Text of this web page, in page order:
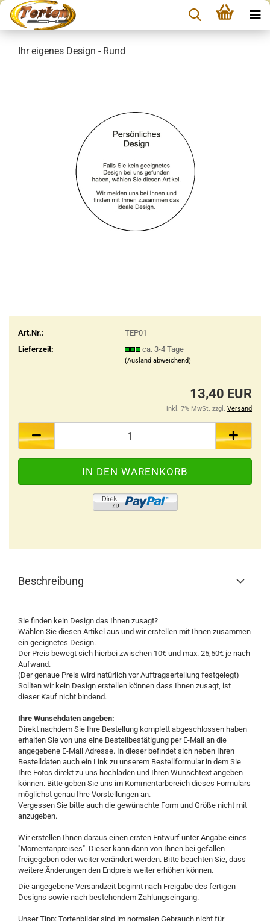
Ihr eigenes Design - Rund
Art.Nr.:
TEP01
Lieferzeit:
ca. 3-4 Tage
(Ausland abweichend)
13,40 EUR
inkl. 7% MwSt. zzgl. Versand
Beschreibung
Sie finden kein Design das Ihnen zusagt?
Wählen Sie diesen Artikel aus und wir erstellen mit Ihnen zusammen
ein geeignetes Design.
Der Preis bewegt sich hierbei zwischen 10€ und max. 25,50€ je nach
Aufwand.
(Der genaue Preis wird natürlich vor Auftragserteilung festgelegt)
Sollten wir kein Design erstellen können dass Ihnen zusagt, ist
dieser Kauf nicht bindend.
Ihre Wunschdaten angeben:
Direkt nachdem Sie Ihre Bestellung komplett abgeschlossen haben
erhalten Sie von uns eine Bestellbestätigung per E-Mail an die
angegebene E-Mail Adresse. In dieser befindet sich neben Ihren
Bestelldaten auch ein Link zu unserem Bestellformular in dem Sie
Ihre Fotos direkt zu uns hochladen und Ihren Wunschtext angeben
können. Bitte geben Sie uns im Kommentarbereich dieses Formulars
möglichst genau Ihre Vorstellungen an.
Vergessen Sie bitte auch die gewünschte Form und Größe nicht mit
anzugeben.
Wir erstellen Ihnen daraus einen ersten Entwurf unter Angabe eines
"Momentanpreises". Dieser kann dann von Ihnen bei gefallen
freigegeben oder weiter verändert werden. Bitte beachten Sie, dass
weitere Änderungen den Endpreis weiter erhöhen können.
Die angegebene Versandzeit beginnt nach Freigabe des fertigen
Designs sowie nach bestehendem Zahlungseingang.
Unser Tipp: Tortenbilder sind im normalen Gebrauch nicht für